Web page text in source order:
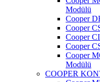
Modülü
Cooper
Cooper
Cooper
Cooper
Cooper
Modülü
COOPER